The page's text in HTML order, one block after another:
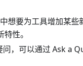
想要为工具增加某
性。
，可以通过 Ask a